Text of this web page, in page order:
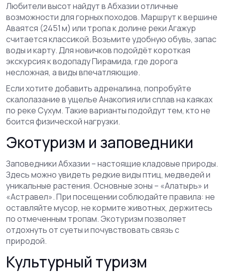
Любители высот найдут в Абхазии отличные
возможности для горных походов. Маршрут к вершине
Аваятся (2451 м) или тропа к долине реки Агажур
считается классикой. Возьмите удобную обувь, запас
воды и карту. Для новичков подойдёт короткая
экскурсия к водопаду Пирамида, где дорога
несложная, а виды впечатляющие.
Если хотите добавить адреналина, попробуйте
скалолазание в ущелье Анакопия или сплав на каяках
по реке Сухум. Такие варианты подойдут тем, кто не
боится физической нагрузки.
Экотуризм и заповедники
Заповедники Абхазии – настоящие кладовые природы.
Здесь можно увидеть редкие виды птиц, медведей и
уникальные растения. Основные зоны – «Алатырь» и
«Астравел». При посещении соблюдайте правила: не
оставляйте мусор, не кормите животных, держитесь
по отмеченным тропам. Экотуризм позволяет
отдохнуть от суеты и почувствовать связь с
природой.
Культурный туризм